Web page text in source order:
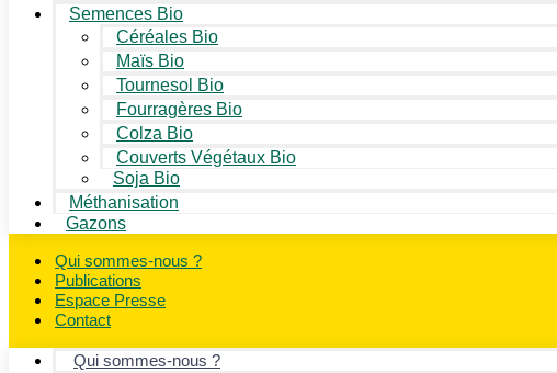
Semences Bio
Céréales Bio
Maïs Bio
Tournesol Bio
Fourragères Bio
Colza Bio
Couverts Végétaux Bio
Soja Bio
Méthanisation
Gazons
Qui sommes-nous ?
Publications
Espace Presse
Contact
Qui sommes-nous ?